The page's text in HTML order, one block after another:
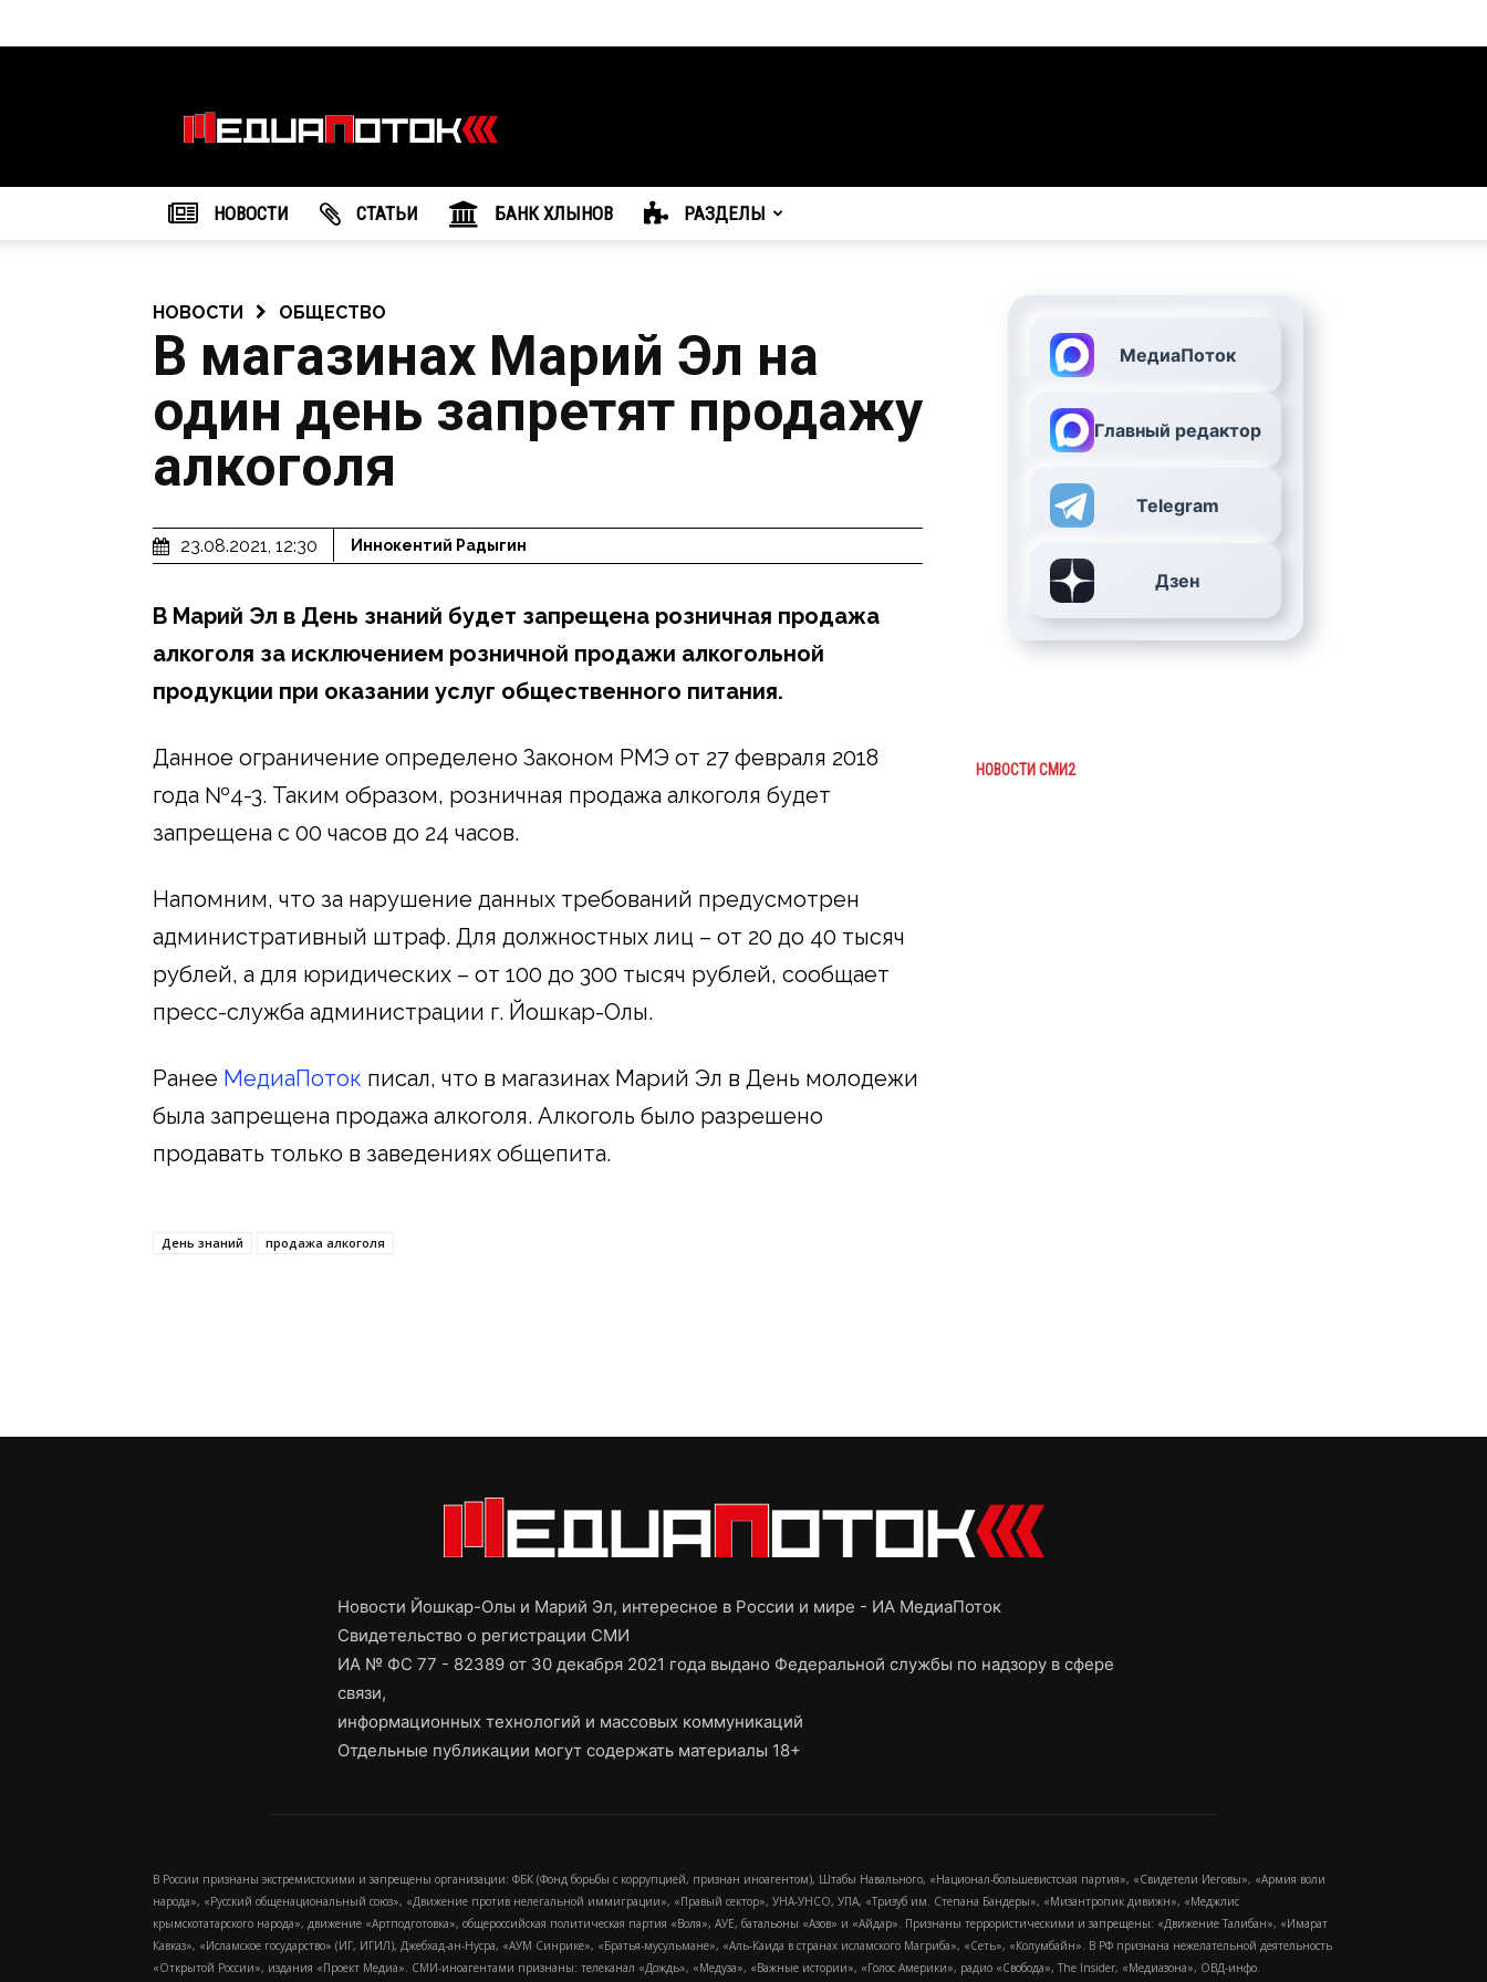
агентство
"МедиаПоток"
НОВОСТИ CТАТЬИ БАНК ХЛЫНОВ РАЗДЕЛЫ
НОВОСТИ ОБЩЕСТВО
В магазинах Марий Эл на
один день запретят продажу
алкоголя
23.08.2021, 12:30 Иннокентий Радыгин
В Марий Эл в День знаний будет запрещена розничная продажа
алкоголя за исключением розничной продажи алкогольной
продукции при оказании услуг общественного питания.
Данное ограничение определено Законом РМЭ от 27 февраля 2018
года №4-3. Таким образом, розничная продажа алкоголя будет
запрещена с 00 часов до 24 часов.
Напомним, что за нарушение данных требований предусмотрен
административный штраф. Для должностных лиц – от 20 до 40 тысяч
рублей, а для юридических – от 100 до 300 тысяч рублей, сообщает
пресс-служба администрации г. Йошкар-Олы.
Ранее МедиаПоток писал, что в магазинах Марий Эл в День молодежи
была запрещена продажа алкоголя. Алкоголь было разрешено
продавать только в заведениях общепита.
День знаний продажа алкоголя
МедиаПоток
Главный редактор
Telegram
Дзен
НОВОСТИ СМИ2
Новости Йошкар-Олы и Марий Эл, интересное в России и мире - ИА МедиаПоток
Свидетельство о регистрации СМИ
ИА № ФС 77 - 82389 от 30 декабря 2021 года выдано Федеральной службы по надзору в сфере
связи,
информационных технологий и массовых коммуникаций
Отдельные публикации могут содержать материалы 18+
В России признаны экстремистскими и запрещены организации: ФБК (Фонд борьбы с коррупцией, признан иноагентом), Штабы Навального, «Национал-большевистская партия», «Свидетели Иеговы», «Армия воли
народа», «Русский общенациональный союз», «Движение против нелегальной иммиграции», «Правый сектор», УНА-УНСО, УПА, «Тризуб им. Степана Бандеры», «Мизантропик дивижн», «Меджлис
крымскотатарского народа», движение «Артподготовка», общероссийская политическая партия «Воля», АУЕ, батальоны «Азов» и «Айдар». Признаны террористическими и запрещены: «Движение Талибан», «Имарат
Кавказ», «Исламское государство» (ИГ, ИГИЛ), Джебхад-ан-Нусра, «АУМ Синрике», «Братья-мусульмане», «Аль-Каида в странах исламского Магриба», «Сеть», «Колумбайн». В РФ признана нежелательной деятельность
«Открытой России», издания «Проект Медиа». СМИ-иноагентами признаны: телеканал «Дождь», «Медуза», «Важные истории», «Голос Америки», радио «Свобода», The Insider, «Медиазона», ОВД-инфо.